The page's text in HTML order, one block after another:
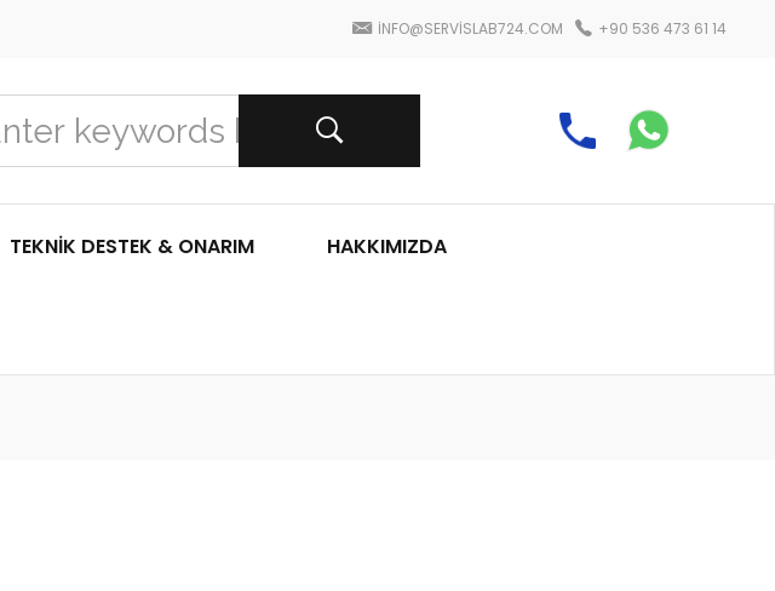
INFO@SERVISLAB724.COM +90 536 473 61 14
TEKNIK DESTEK & ONARIM HAKKIMIZDA